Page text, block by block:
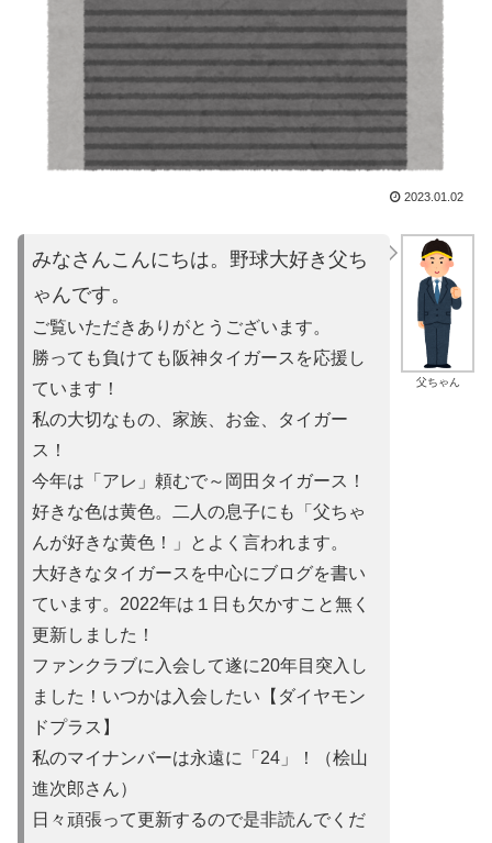
2023.01.02
父ちゃん
みなさんこんにちは。野球大好き父ち
ゃんです。
ご覧いただきありがとうございます。
勝っても負けても阪神タイガースを応援し
ています！
私の大切なもの、家族、お金、タイガー
ス！
今年は「アレ」頼むで～岡田タイガース！
好きな色は黄色。二人の息子にも「父ちゃ
んが好きな黄色！」とよ く言われます。
大好きなタイガースを中心にブログを書い
ています。2022年は １日も欠かすこと無く
更新しました！
ファンクラブに入会して遂に20年目突入し
ました！いつかは入会 したい【ダイヤモン
ドプラス】
私のマイナンバーは永遠に「24」！（桧山
進次郎さん）
日々頑張って更新するので是非読んでくだ